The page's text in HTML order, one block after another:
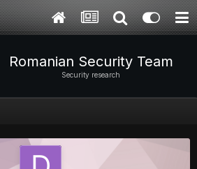
Romanian Security Team
Security research